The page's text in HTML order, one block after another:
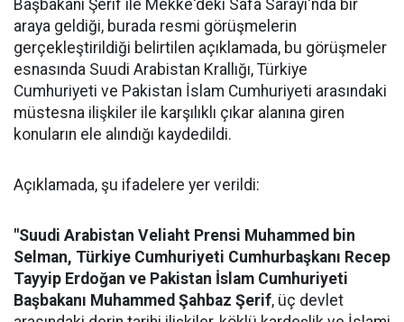
Başbakanı Şerif ile Mekke'deki Safa Sarayı'nda bir
araya geldiği, burada resmi görüşmelerin
gerçekleştirildiği belirtilen açıklamada, bu görüşmeler
esnasında Suudi Arabistan Krallığı, Türkiye
Cumhuriyeti ve Pakistan İslam Cumhuriyeti arasındaki
müstesna ilişkiler ile karşılıklı çıkar alanına giren
konuların ele alındığı kaydedildi.
Açıklamada, şu ifadelere yer verildi:
"Suudi Arabistan Veliaht Prensi Muhammed bin
Selman, Türkiye Cumhuriyeti Cumhurbaşkanı Recep
Tayyip Erdoğan ve Pakistan İslam Cumhuriyeti
Başbakanı Muhammed Şahbaz Şerif, üç devlet